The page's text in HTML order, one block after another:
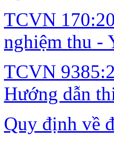
TCVN
nghiệm thu -
TCVN
Hướng dẫn
Quy định về